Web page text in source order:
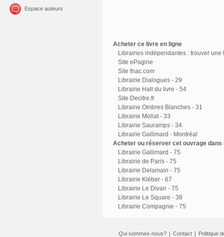
Espace auteurs
Acheter ce livre en ligne
Librairies indépendantes : trouver une
Site ePagine
Site fnac.com
Librairie Dialogues - 29
Librairie Hall du livre - 54
Site Decitre.fr
Librairie Ombres Blanches - 31
Librairie Mollat - 33
Librairie Sauramps - 34
Librairie Gallimard - Montréal
Acheter ou réserver cet ouvrage
Librairie Gallimard - 75
Librairie de Paris - 75
Librairie Delamain - 75
Librairie Kléber - 67
Librairie Le Divan - 75
Librairie Le Square - 38
Librairie Compagnie - 75
Qui sommes-nous? | Contact | Politique